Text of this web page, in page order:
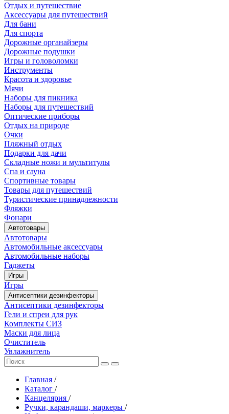
Отдых и путешествие
Аксессуары для путешествий
Для бани
Для спорта
Дорожные органайзеры
Дорожные подушки
Игры и головоломки
Инструменты
Красота и здоровье
Мячи
Наборы для пикника
Наборы для путешествий
Оптические приборы
Отдых на природе
Очки
Пляжный отдых
Подарки для дачи
Складные ножи и мультитулы
Спа и сауна
Спортивные товары
Товары для путешествий
Туристические принадлежности
Фляжки
Фонари
Автотовары
Автотовары
Автомобильные аксессуары
Автомобильные наборы
Гаджеты
Игры
Игры
Антисептики дезинфекторы
Антисептики дезинфекторы
Гели и спреи для рук
Комплекты СИЗ
Маски для лица
Очиститель
Увлажнитель
Главная /
Каталог /
Канцелярия /
Ручки, карандаши, маркеры /